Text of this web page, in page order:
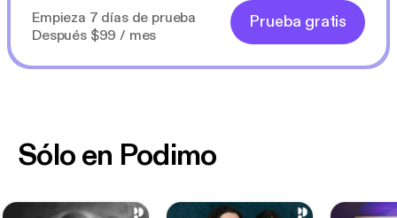
Empieza 7 días de prueba
Después $99 / mes
Prueba gratis
Sólo en Podimo